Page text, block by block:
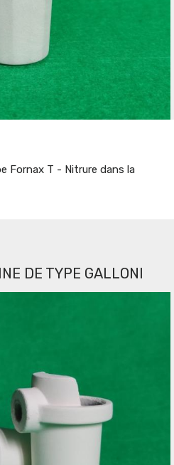
Fornax T - Nitrure dans la
DE TYPE GALLONI